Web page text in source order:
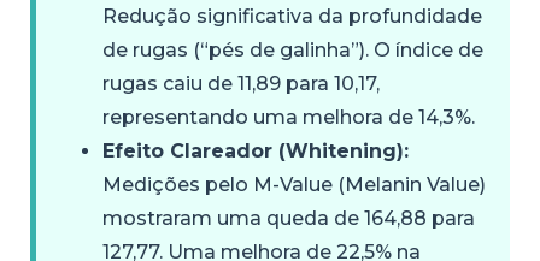
Redução significativa da profundidade
de rugas (“pés de galinha”). O índice de
rugas caiu de 11,89 para 10,17,
representando uma melhora de 14,3%.
Efeito Clareador (Whitening):
Medições pelo M-Value (Melanin Value)
mostraram uma queda de 164,88 para
127,77. Uma melhora de 22,5% na